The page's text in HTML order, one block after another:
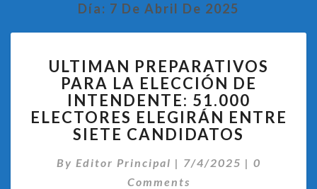
Día: 7 De Abril De 2025
PREPARATIVOS
PARA
LA
ELECCIÓN
DE
INTENDENTE:
51.000
ELECTORES
ULTIMAN PREPARATIVOS
PARA LA ELECCIÓN DE
INTENDENTE: 51.000
ELECTORES ELEGIRÁN ENTRE
SIETE CANDIDATOS
By Editor Principal | 7/4/2025 | 0
Comments